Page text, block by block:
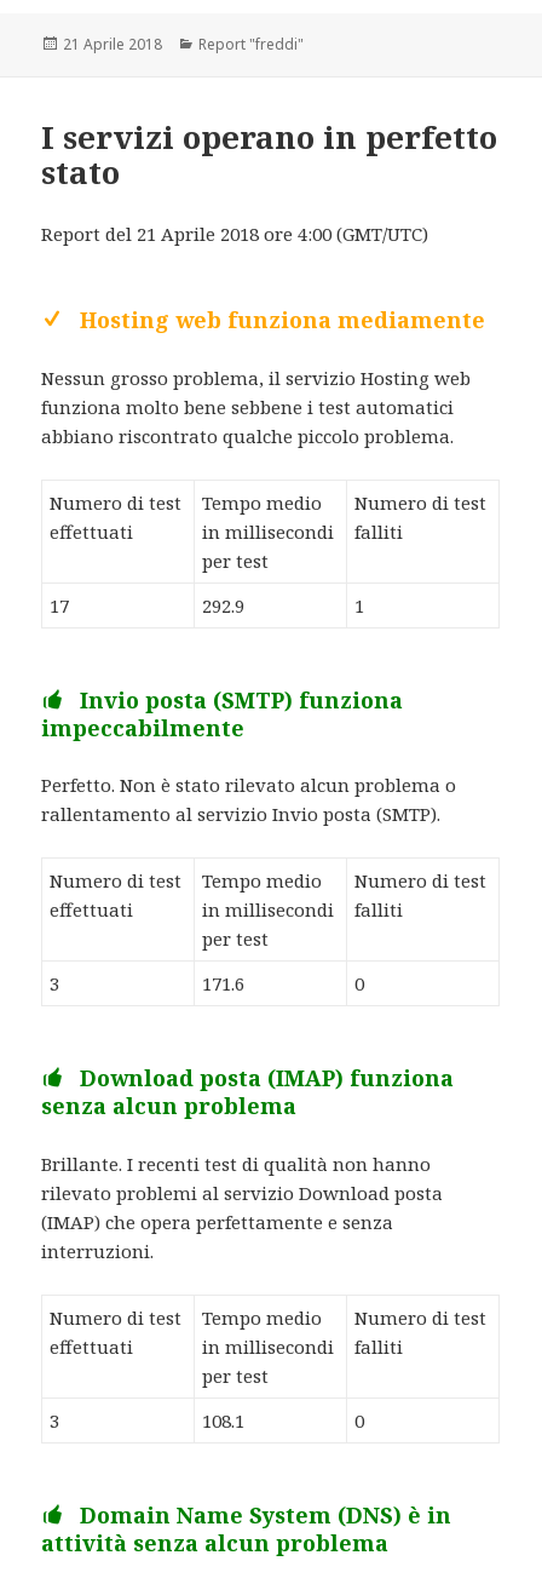
Scritto
21 Aprile 2018 Categorie
Report "freddi"
I servizi operano in perfetto
stato
Report del 21 Aprile 2018 ore 4:00 (GMT/UTC)
Hosting web funziona mediamente
Nessun grosso problema, il servizio Hosting web
funziona molto bene sebbene i test automatici
abbiano riscontrato qualche piccolo problema.
Numero di test
effettuati
Tempo medio
in millisecondi
per test
Numero di test
falliti
17 292.9 1
Invio posta (SMTP) funziona
impeccabilmente
Perfetto. Non è stato rilevato alcun problema o
rallentamento al servizio Invio posta (SMTP).
Numero di test
effettuati
Tempo medio
in millisecondi
per test
Numero di test
falliti
3 171.6 0
Download posta (IMAP) funziona
senza alcun problema
Brillante. I recenti test di qualità non hanno
rilevato problemi al servizio Download posta
(IMAP) che opera perfettamente e senza
interruzioni.
Numero di test
effettuati
Tempo medio
in millisecondi
per test
Numero di test
falliti
3 108.1 0
Domain Name System (DNS) è in
attività senza alcun problema